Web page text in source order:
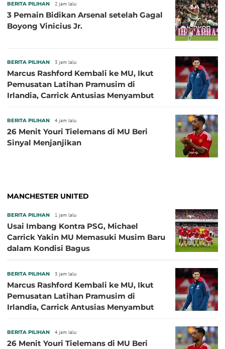
BERITA PILIHAN 2 jam lalu
3 Pemain Bidikan Arsenal setelah Gagal
Boyong Vinicius Jr.
BERITA PILIHAN 3 jam lalu
Marcus Rashford Kembali ke MU, Ikut
Pemusatan Latihan Pramusim di
Irlandia, Carrick Antusias Menyambut
BERITA PILIHAN 4 jam lalu
26 Menit Youri Tielemans di MU Beri
Sinyal Menjanjikan
MANCHESTER UNITED
BERITA PILIHAN 1 jam lalu
Usai Imbang Kontra PSG, Michael
Carrick Yakin MU Memasuki Musim Baru
dalam Kondisi Bagus
BERITA PILIHAN 3 jam lalu
Marcus Rashford Kembali ke MU, Ikut
Pemusatan Latihan Pramusim di
Irlandia, Carrick Antusias Menyambut
BERITA PILIHAN 4 jam lalu
26 Menit Youri Tielemans di MU Beri